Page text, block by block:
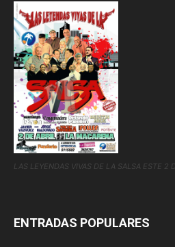
LAS LEYENDAS VIVAS DE LA SALSA ESTE 2
ENTRADAS POPULARES